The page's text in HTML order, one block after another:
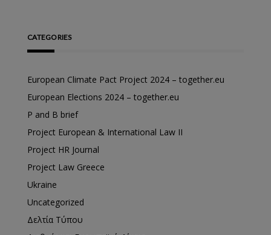
CATEGORIES
European Climate Pact Project 2024 – together.eu
European Elections 2024 – together.eu
P and B brief
Project European & International Law II
Project HR Journal
Project Law Greece
Ukraine
Uncategorized
Δελτία Τύπου